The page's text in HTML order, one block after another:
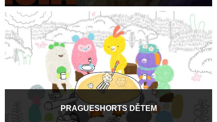
Oceněné filmy ze všech soutěžních sekcí 20. ročníku
Pragueshorts Film Festivalu. Výběr nabídne průřez...
Více informací
PRAGUESHORTS DĚTEM